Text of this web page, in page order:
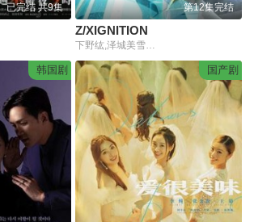
已完结 共9集 第12集完结
Z/XIGNITION
下野纮,泽城美雪,小仓唯
韩国剧 国产剧